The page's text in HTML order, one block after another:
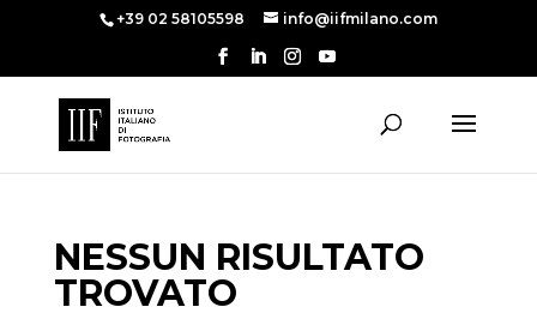
+39 02 58105598 info@iifmilano.com
NESSUN RISULTATO
TROVATO